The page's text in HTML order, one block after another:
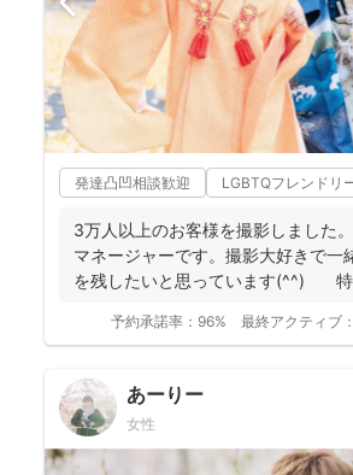
発達凸凹相談歓迎 LGBTQフレンドリ
3万人以上のお客様を撮影しました
マネージャーです。撮影大好きで一
を残したいと思っています(^^) 特
予約承諾率： 96% 最終アクティブ：
あーりー
女性